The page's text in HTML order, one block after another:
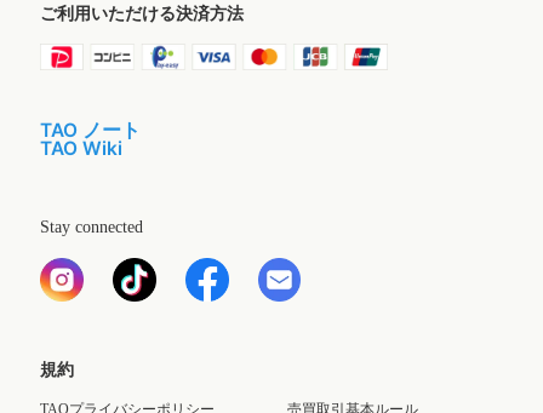
ご利用いただける決済方法
TAO ノート
TAO Wiki
Stay connected
規約
TAOプライバシーポリシー 売買取引基本ルール